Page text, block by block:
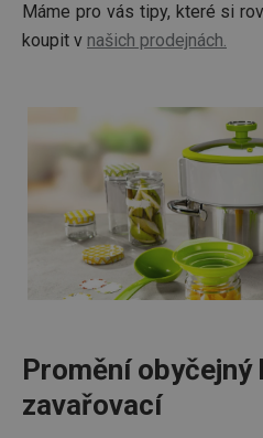
Máme pro vás tipy, které si
koupit v našich prodejnách.
Promění obyčejný
zavařovací